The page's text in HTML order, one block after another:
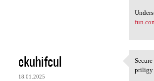
ekuhifcul
18.01.2025
priligy